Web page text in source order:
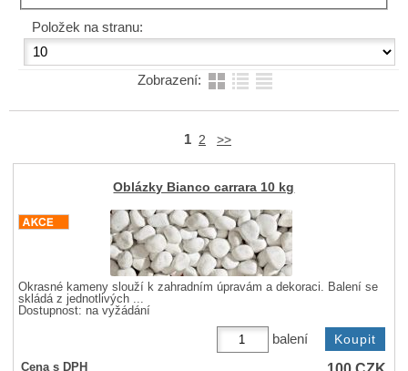
Položek na stranu:
Zobrazení:
1 2 >>
Oblázky Bianco carrara 10 kg
Okrasné kameny slouží k zahradním úpravám a dekoraci. Balení se
skládá z jednotlivých ...
Dostupnost: na vyžádání
balení
Cena s DPH